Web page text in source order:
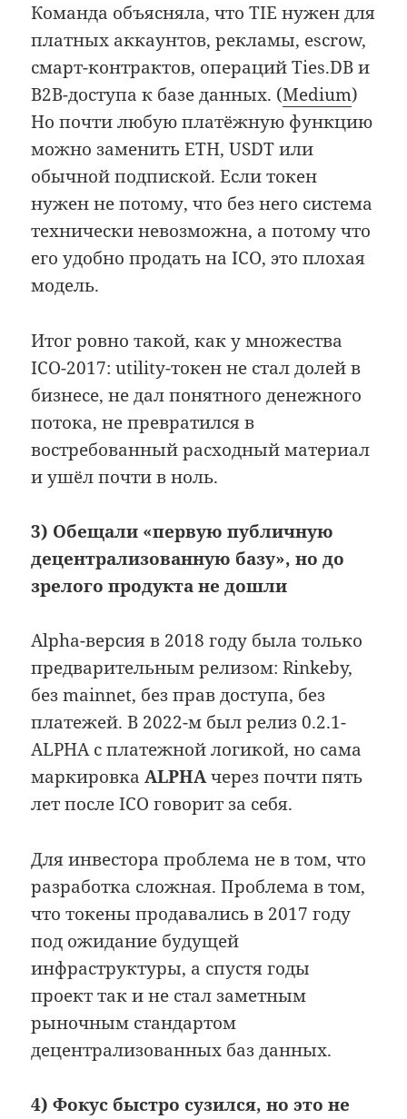
Команда объясняла, что TIE нужен для
платных аккаунтов, рекламы, escrow,
смарт-контрактов, операций Ties.DB и
B2B-доступа к базе данных. (Medium)
Но почти любую платёжную функцию
можно заменить ETH, USDT или
обычной подпиской. Если токен
нужен не потому, что без него система
технически невозможна, а потому что
его удобно продать на ICO, это плохая
модель.
Итог ровно такой, как у множества
ICO-2017: utility-токен не стал долей в
бизнесе, не дал понятного денежного
потока, не превратился в
востребованный расходный материал
и ушёл почти в ноль.
3) Обещали «первую публичную
децентрализованную базу», но до
зрелого продукта не дошли
Alpha-версия в 2018 году была только
предварительным релизом: Rinkeby,
без mainnet, без прав доступа, без
платежей. В 2022-м был релиз 0.2.1-
ALPHA с платежной логикой, но сама
маркировкаALPHAчерез почти пять
лет после ICO говорит за себя.
Для инвестора проблема не в том, что
разработка сложная. Проблема в том,
что токены продавались в 2017 году
под ожидание будущей
инфраструктуры, а спустя годы
проект так и не стал заметным
рыночным стандартом
децентрализованных баз данных.
4) Фокус быстро сузился, но это не